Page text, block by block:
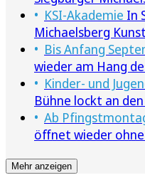
KSI-Akademie In
Michaelsberg
Bis Anfang
wieder am Hang
Kinder- und
Bühne lockt an
Ab
öffnet wieder
Mehr anzeigen